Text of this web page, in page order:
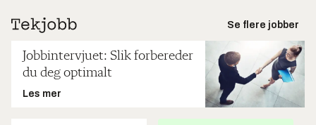
Se flere jobber
Jobbintervjuet: Slik forbereder
du deg optimalt
Les mer